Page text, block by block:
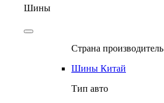
Шины
Страна производитель
Шины Китай
Тип авто